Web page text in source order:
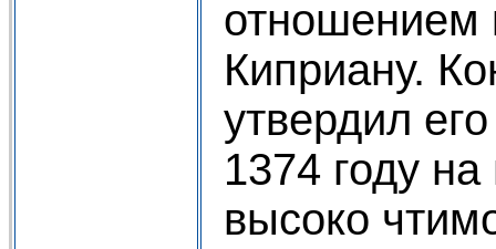
отношением
Киприану.
утвердил
1374 году
высоко